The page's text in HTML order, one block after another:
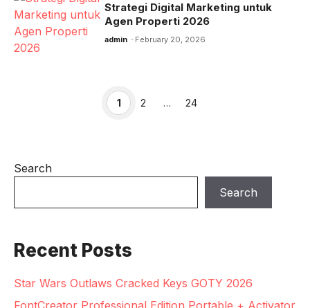
Strategi Digital Marketing untuk
Agen Properti 2026
admin February 20, 2026
Page
1 Page
2 … Page
24
Search
Search
Recent Posts
Star Wars Outlaws Cracked Keys GOTY 2026